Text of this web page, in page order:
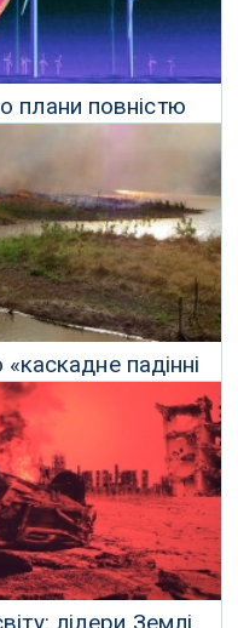
плани повністю
вуглецю
р.
падінні
Амазонки
р.